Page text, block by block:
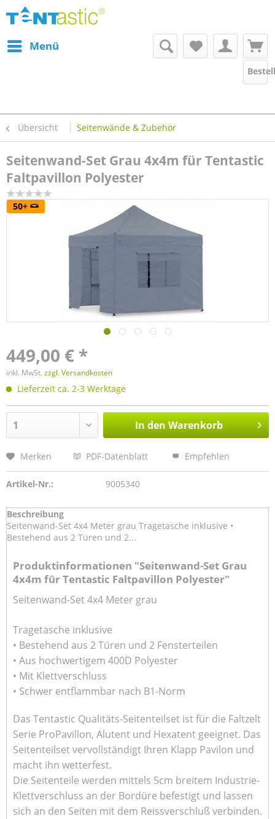
Menü
Übersicht Seitenwände & Zubehör
Seitenwand-Set Grau 4x4m für Tentastic
Faltpavillon Polyester
50+
449,00 € *
inkl. MwSt. zzgl. Versandkosten
Lieferzeit ca. 2-3 Werktage
In den Warenkorb
Merken PDF-Datenblatt Empfehlen
Artikel-Nr.: 9005340
Beschreibung
Seitenwand-Set 4x4 Meter grau Tragetasche inklusive •
Bestehend aus 2 Türen und 2...
Produktinformationen "Seitenwand-Set Grau
4x4m für Tentastic Faltpavillon Polyester"
Seitenwand-Set 4x4 Meter grau
Tragetasche inklusive
• Bestehend aus 2 Türen und 2 Fensterteilen
• Aus hochwertigem 400D Polyester
• Mit Klettverschluss
• Schwer entflammbar nach B1-Norm
Das Tentastic Qualitäts-Seitenteilset ist für die Faltzelt
Serie ProPavillon, Alutent und Hexatent geeignet. Das
Seitenteilset vervollständigt Ihren Klapp Pavilon und
macht ihn wetterfest.
Die Seitenteile werden mittels 5cm breitem Industrie-
Klettverschluss an der Bordüre befestigt und lassen
sich an den Seiten mit dem Reissverschluß verbinden.